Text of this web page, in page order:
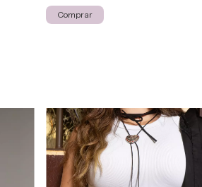
Comprar